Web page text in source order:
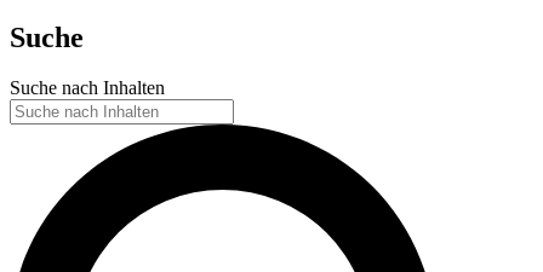
Suche
Suche nach Inhalten